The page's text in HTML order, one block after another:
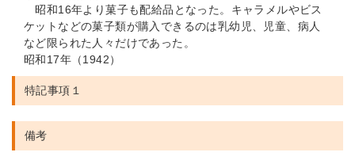
昭和16年より菓子も配給品となった。キャラメルやビス
ケットなどの菓子類が購入できるのは乳幼児、児童、病人
など限られた人々だけであった。
昭和17年（1942）
特記事項１
備考